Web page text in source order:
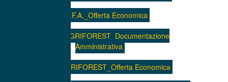
1. I.C.F.A._Offerta Economica
2. COOP. AGRIFOREST_Documentazione
Amministrativa
2. COOP AGRIFOREST_Offerta Economica